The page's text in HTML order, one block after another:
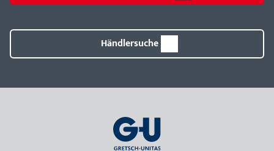
Händlersuche